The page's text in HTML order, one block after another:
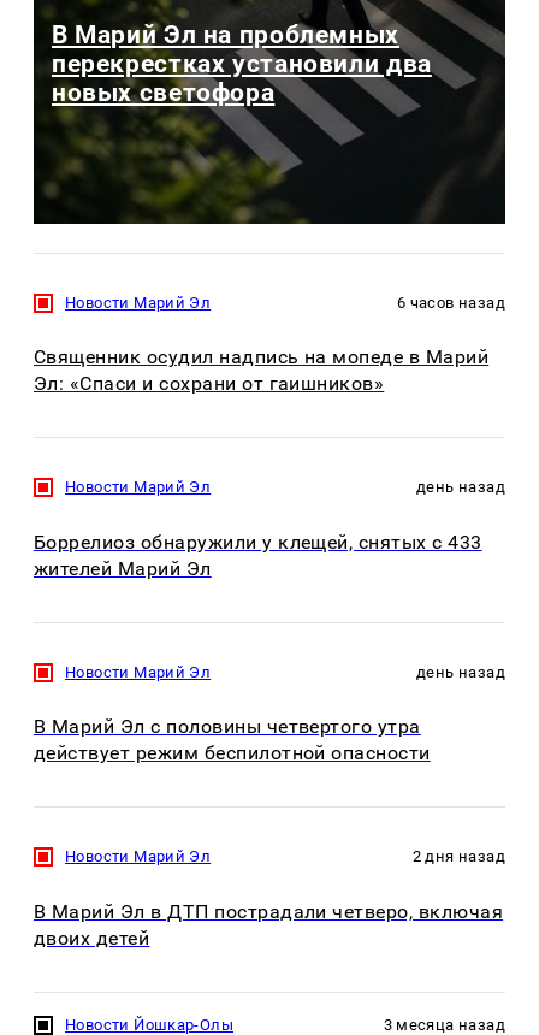
В Марий Эл на проблемных
перекрестках установили два
новых светофора
Новости Марий Эл 6 часов назад
Священник осудил надпись на мопеде в Марий
Эл: «Спаси и сохрани от гаишников»
Новости Марий Эл день назад
Боррелиоз обнаружили у клещей, снятых с 433
жителей Марий Эл
Новости Марий Эл день назад
В Марий Эл с половины четвертого утра
действует режим беспилотной опасности
Новости Марий Эл 2 дня назад
В Марий Эл в ДТП пострадали четверо, включая
двоих детей
Новости Йошкар-Олы 3 месяца назад